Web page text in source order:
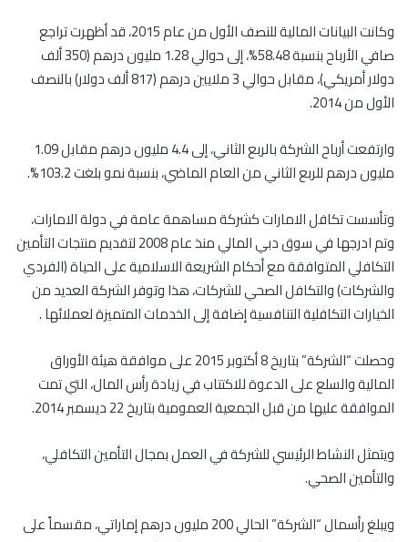
وكانت البيانات المالية للنصف الأول من عام 2015، قد أظهرت تراجع
صافي الأرباح بنسبة 58.48%، إلى حوالي 1.28 مليون درهم (350 ألف
دولار أمريكي)، مقابل حوالي 3 ملايين درهم (817 ألف دولار) بالنصف
الأول من 2014.
وارتفعت أرباح الشركة بالربع الثاني، إلى 4.4 مليون درهم مقابل 1.09
مليون درهم للربع الثاني من العام الماضي، بنسبة نمو بلغت 103.2%.
وتأسست تكافل الامارات كشركة مساهمة عامة في دولة الامارات،
وتم ادرجها في سوق دبي المالي منذ عام 2008 لتقديم منتجات التأمين
التكافلي المتوافقة مع أحكام الشريعة الاسلامية على الحياة (الفردي
والشركات) والتكافل الصحي للشركات، هذا وتوفر الشركة العديد من
الخيارات التكافلية التنافسية إضافة إلى الخدمات المتميزة لعملائها .
وحصلت “الشركة” بتاريخ 8 أكتوبر 2015 على موافقة هيئة الأوراق
المالية والسلع على الدعوة للاكتتاب في زيادة رأس المال، التي تمت
الموافقة عليها من قبل الجمعية العمومية بتاريخ 22 ديسمبر 2014.
ويتمثل النشاط الرئيسي للشركة في العمل بمجال التأمين التكافلي،
والتأمين الصحي.
ويبلغ رأسمال “الشركة” الحالي 200 مليون درهم إماراتي، مقسماً على